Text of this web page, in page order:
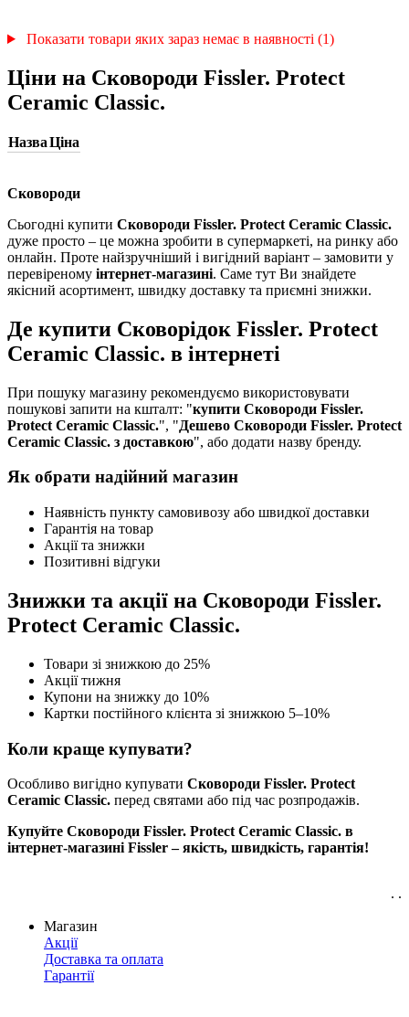
Показати товари яких зараз немає в наявності (1)
Ціни на Сковороди Fissler. Protect
Ceramic Classic.
НазваЦіна
Сковороди
Сьогодні купити Сковороди Fissler. Protect Ceramic Classic.
дуже просто – це можна зробити в супермаркеті, на ринку або
онлайн. Проте найзручніший і вигідний варіант – замовити у
перевіреному інтернет-магазині. Саме тут Ви знайдете
якісний асортимент, швидку доставку та приємні знижки.
Де купити Сковорідок Fissler. Protect
Ceramic Classic. в інтернеті
При пошуку магазину рекомендуємо використовувати
пошукові запити на кшталт: "купити Сковороди Fissler.
Protect Ceramic Classic.", "Дешево Сковороди Fissler. Protect
Ceramic Classic. з доставкою", або додати назву бренду.
Як обрати надійний магазин
Наявність пункту самовивозу або швидкої доставки
Гарантія на товар
Акції та знижки
Позитивні відгуки
Знижки та акції на Сковороди Fissler.
Protect Ceramic Classic.
Товари зі знижкою до 25%
Акції тижня
Купони на знижку до 10%
Картки постійного клієнта зі знижкою 5–10%
Коли краще купувати?
Особливо вигідно купувати Сковороди Fissler. Protect
Ceramic Classic. перед святами або під час розпродажів.
Купуйте Сковороди Fissler. Protect Ceramic Classic. в
інтернет-магазині Fissler – якість, швидкість, гарантія!
. .
Магазин
Акції
Доставка та оплата
Гарантії